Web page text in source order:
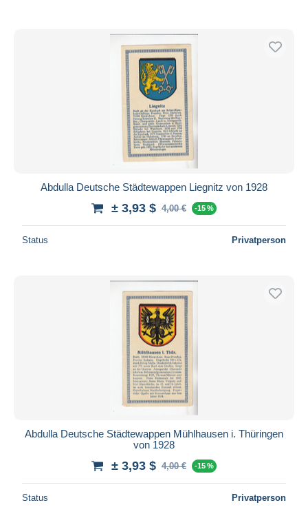
Abdulla Deutsche Städtewappen Liegnitz von 1928
± 3,93 $ 4,00 € -15 %
Status Privatperson
Abdulla Deutsche Städtewappen Mühlhausen i. Thüringen
von 1928
± 3,93 $ 4,00 € -15 %
Status Privatperson